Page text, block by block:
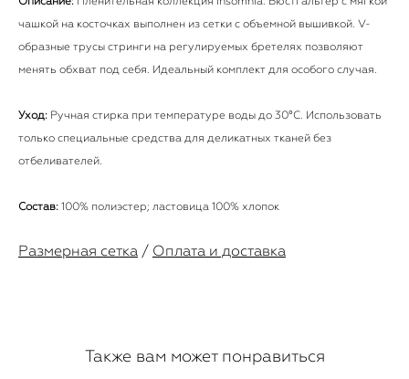
чашкой на косточках выполнен из сетки с объемной вышивкой. V-
образные трусы стринги на регулируемых бретелях позволяют
менять обхват под себя. Идеальный комплект для особого случая.
Уход: Ручная стирка при температуре воды до 30°C. Использовать
только специальные средства для деликатных тканей без
отбеливателей.
Состав: 100% полиэстер; ластовица 100% хлопок
Размерная сетка / Оплата и доставка
Также вам может понравиться